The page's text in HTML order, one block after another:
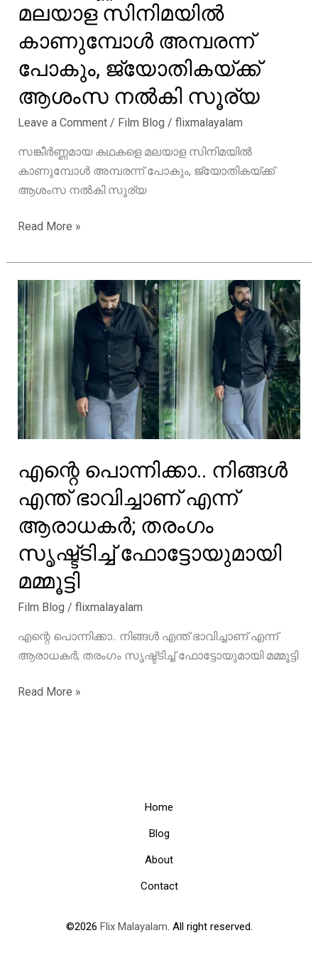
മലയാള സിനിമയിൽ
കാണുമ്പോൾ അമ്പരന്ന്
പോകും, ജ്യോതികയ്ക്ക്
ആശംസ നൽകി സൂര്യ
Leave a Comment / Film Blog / flixmalayalam
സങ്കീർണ്ണമായ കഥകളെ മലയാള സിനിമയിൽ
കാണുമ്പോൾ അമ്പരന്ന് പോകും, ജ്യോതികയ്ക്ക്
ആശംസ നൽകി സൂര്യ
സങ്കീർണ്ണമായ
മലയാള
സിനിമയിൽ
കാണുമ്പോൾ
അമ്പരന്ന്
പോകും,
ജ്യോതികയ്ക്ക്
ആശംസ
നൽകി
സൂര്യ
Read More »
എന്റെ പൊന്നിക്കാ.. നിങ്ങൾ
എന്ത് ഭാവിച്ചാണ് എന്ന്
ആരാധകർ; തരംഗം
സൃഷ്ട്ടിച്ച് ഫോട്ടോയുമായി
മമ്മൂട്ടി
Film Blog / flixmalayalam
എന്റെ പൊന്നിക്കാ.. നിങ്ങൾ എന്ത് ഭാവിച്ചാണ് എന്ന്
ആരാധകർ; തരംഗം സൃഷ്ട്ടിച്ച് ഫോട്ടോയുമായി മമ്മൂട്ടി
എന്റെ
Read More »
Home
Blog
About
Contact
©2026 Flix Malayalam. All right reserved.